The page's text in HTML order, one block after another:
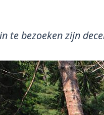
te bezoeken zijn